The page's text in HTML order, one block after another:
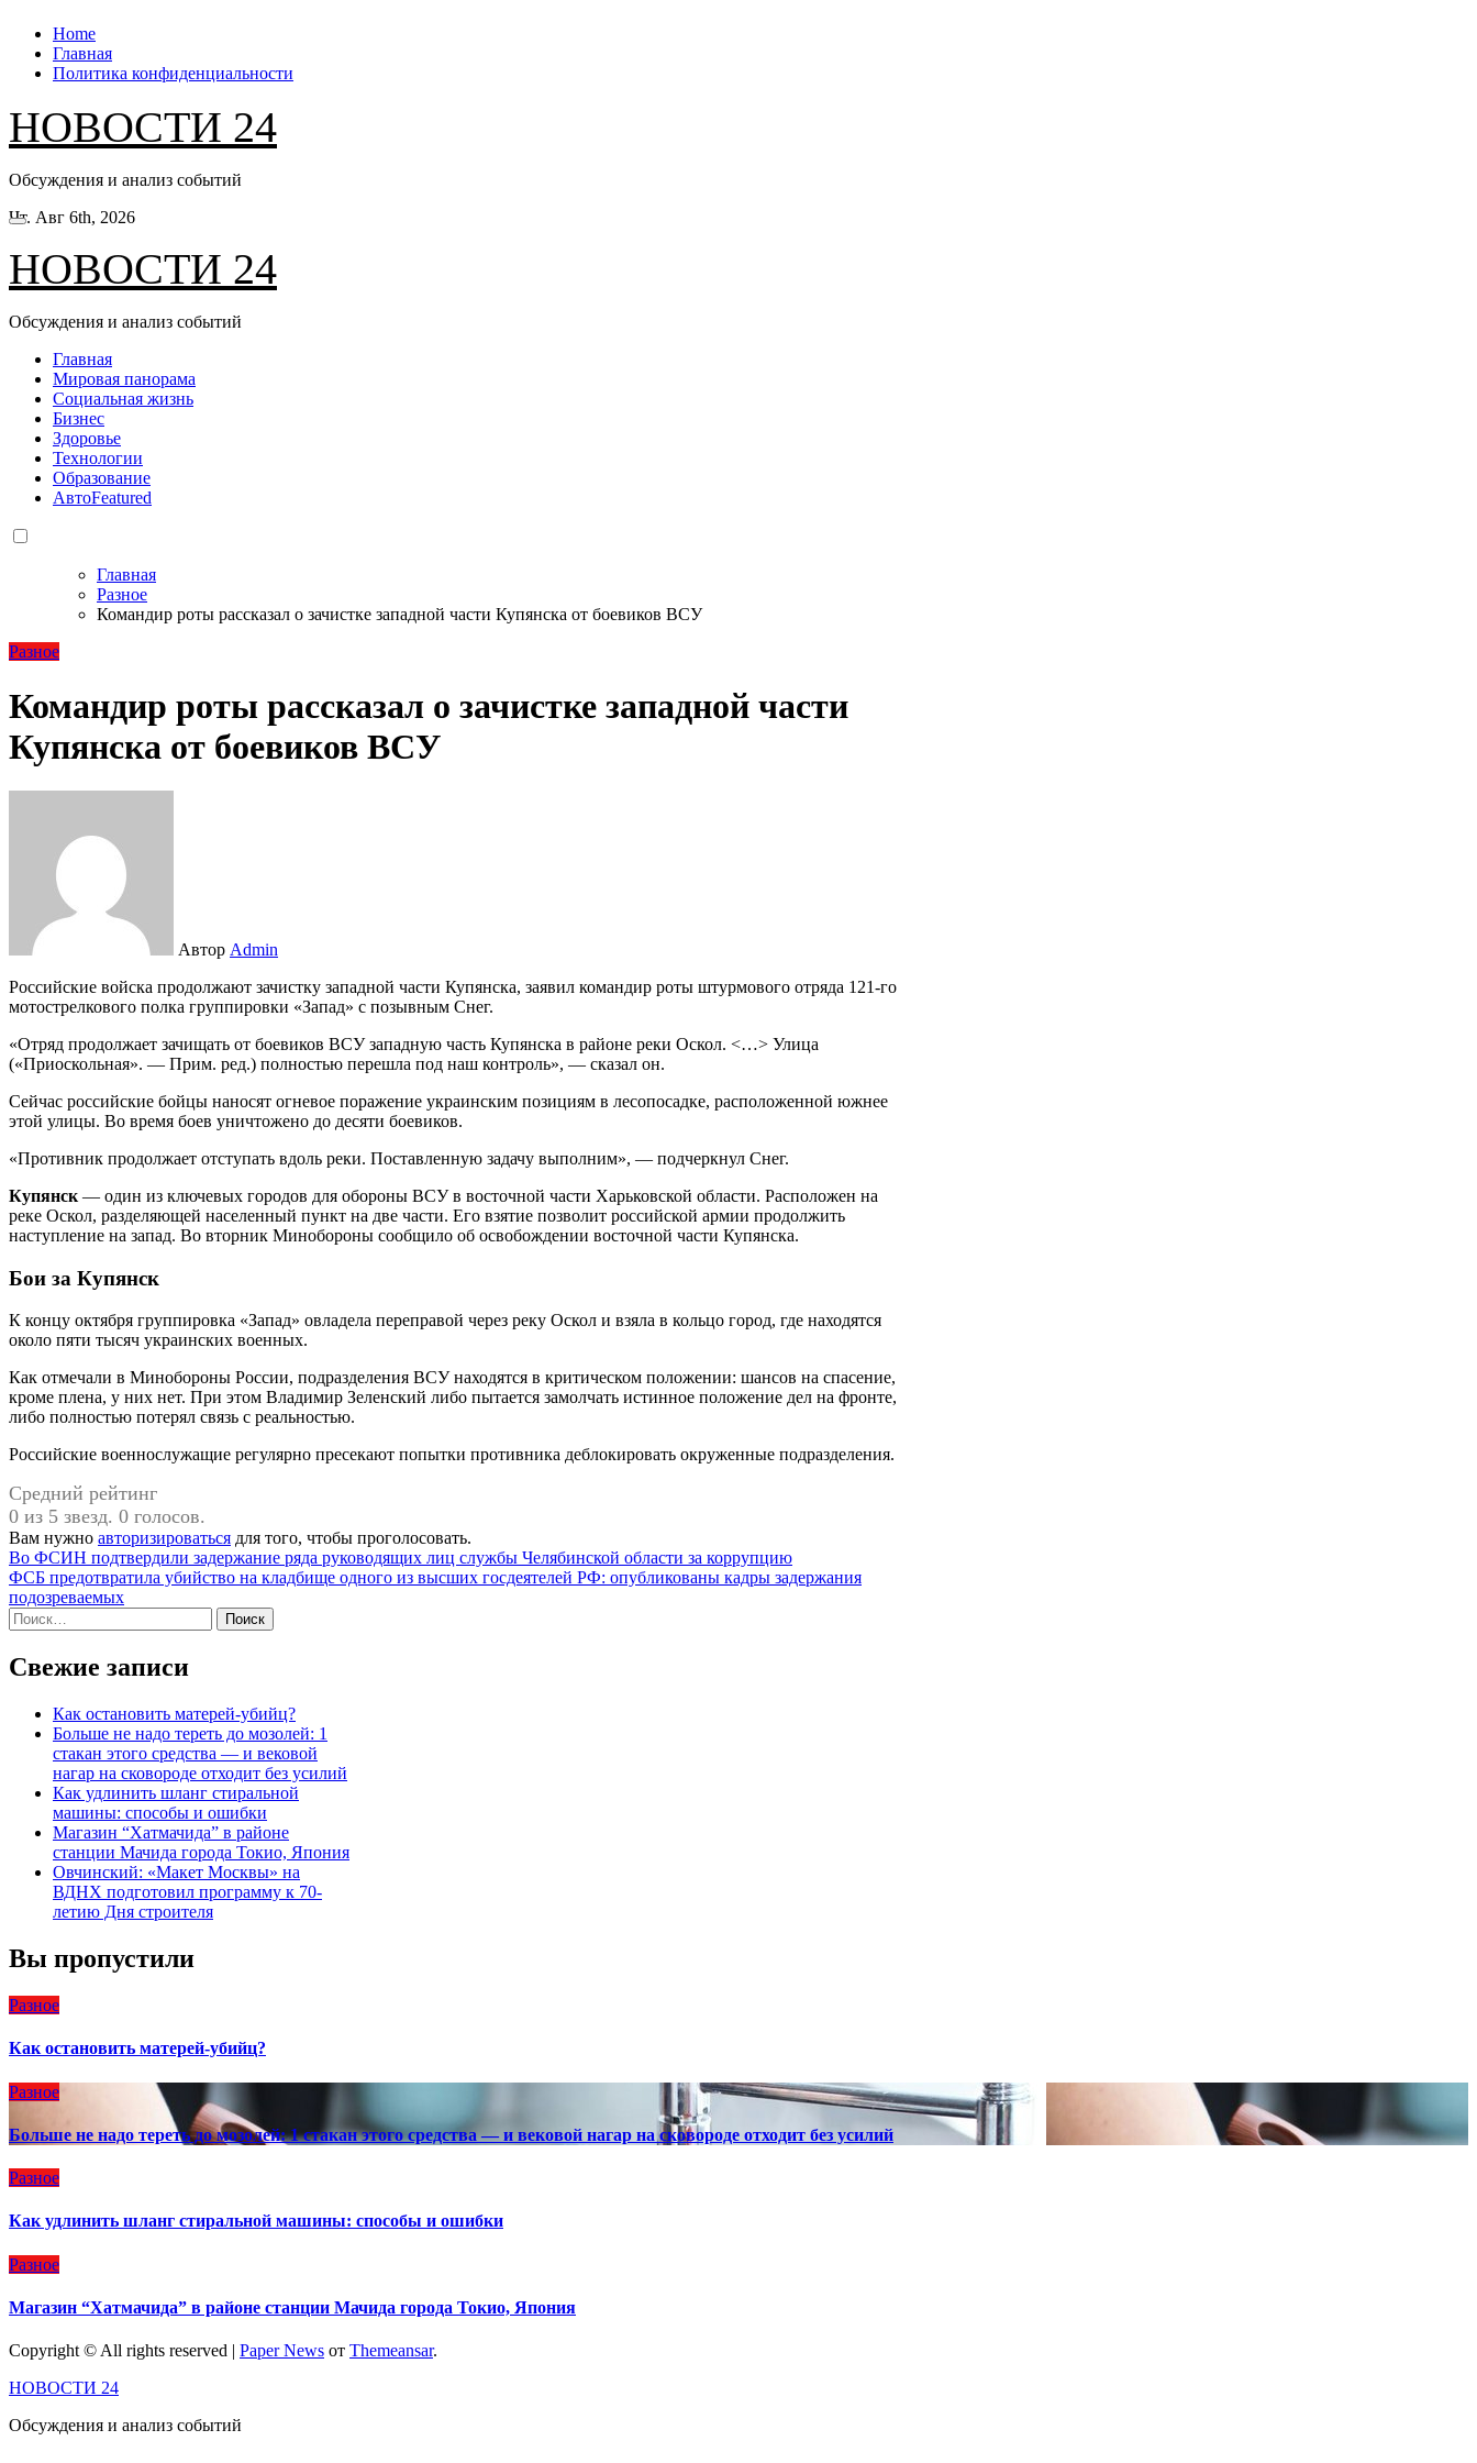
Перейти
содержанию
Home
Главная
Политика конфиденциальности
НОВОСТИ 24
Обсуждения и анализ событий
Чт. Авг 6th, 2026
НОВОСТИ 24
Обсуждения и анализ событий
Главная
Мировая панорама
Социальная жизнь
Бизнес
Здоровье
Технологии
Образование
АвтоFeatured
Главная
Разное
Командир роты рассказал о зачистке западной части Купянска от боевиков ВСУ
Разное
Командир роты рассказал о зачистке западной части
Купянска от боевиков ВСУ
Автор Admin
Российские войска продолжают зачистку западной части Купянска, заявил командир роты штурмового отряда 121-го
мотострелкового полка группировки «Запад» с позывным Снег.
«Отряд продолжает зачищать от боевиков ВСУ западную часть Купянска в районе реки Оскол. <…> Улица
(«Приоскольная». — Прим. ред.) полностью перешла под наш контроль», — сказал он.
Сейчас российские бойцы наносят огневое поражение украинским позициям в лесопосадке, расположенной южнее
этой улицы. Во время боев уничтожено до десяти боевиков.
«Противник продолжает отступать вдоль реки. Поставленную задачу выполним», — подчеркнул Снег.
Купянск — один из ключевых городов для обороны ВСУ в восточной части Харьковской области. Расположен на
реке Оскол, разделяющей населенный пункт на две части. Его взятие позволит российской армии продолжить
наступление на запад. Во вторник Минобороны сообщило об освобождении восточной части Купянска.
Бои за Купянск
К концу октября группировка «Запад» овладела переправой через реку Оскол и взяла в кольцо город, где находятся
около пяти тысяч украинских военных.
Как отмечали в Минобороны России, подразделения ВСУ находятся в критическом положении: шансов на спасение,
кроме плена, у них нет. При этом Владимир Зеленский либо пытается замолчать истинное положение дел на фронте,
либо полностью потерял связь с реальностью.
Российские военнослужащие регулярно пресекают попытки противника деблокировать окруженные подразделения.
Средний рейтинг
0 из 5 звезд. 0 голосов.
Вам нужно авторизироваться для того, чтобы проголосовать.
Навигация
по
записям
Во ФСИН подтвердили задержание ряда руководящих лиц службы Челябинской области за коррупцию
ФСБ предотвратила убийство на кладбище одного из высших госдеятелей РФ: опубликованы кадры задержания
подозреваемых
Найти:
Свежие записи
Как остановить матерей-убийц?
Больше не надо тереть до мозолей: 1
стакан этого средства — и вековой
нагар на сковороде отходит без усилий
Как удлинить шланг стиральной
машины: способы и ошибки
Магазин “Хатмачида” в районе
станции Мачида города Токио, Япония
Овчинский: «Макет Москвы» на
ВДНХ подготовил программу к 70-
летию Дня строителя
Вы пропустили
Разное
Как остановить матерей-убийц?
Разное
Больше не надо тереть до мозолей: 1 стакан этого средства — и вековой нагар на сковороде отходит без усилий
Разное
Как удлинить шланг стиральной машины: способы и ошибки
Разное
Магазин “Хатмачида” в районе станции Мачида города Токио, Япония
Copyright © All rights reserved | Paper News от Themeansar.
НОВОСТИ 24
Обсуждения и анализ событий